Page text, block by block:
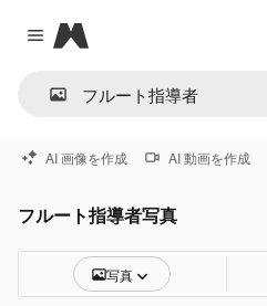
Close menu
Magnific
AI 画像を作成 AI 動画を作成
フルート指導者写真
写真